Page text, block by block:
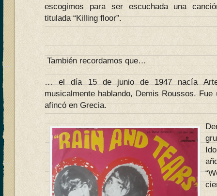
escogimos para ser escuchada una
titulada “Killing floor”.
También recordamos que…
… el día 15 de junio de 1947 nacía
musicalmente hablando, Demis Roussos.
afincó en Grecia.